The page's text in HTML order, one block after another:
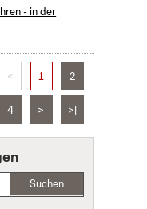
- in der
< 1 2
4 > >|
Suchen